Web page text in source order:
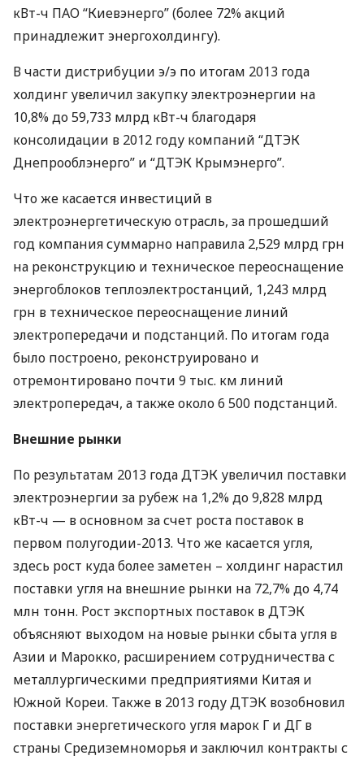
кВт-ч ПАО “Киевэнерго” (более 72% акций
принадлежит энергохолдингу).
В части дистрибуции э/э по итогам 2013 года
холдинг увеличил закупку электроэнергии на
10,8% до 59,733 млрд кВт-ч благодаря
консолидации в 2012 году компаний “ДТЭК
Днепрооблэнерго” и “ДТЭК Крымэнерго”.
Что же касается инвестиций в
электроэнергетическую отрасль, за прошедший
год компания суммарно направила 2,529 млрд грн
на реконструкцию и техническое переоснащение
энергоблоков теплоэлектростанций, 1,243 млрд
грн в техническое переоснащение линий
электропередачи и подстанций. По итогам года
было построено, реконструировано и
отремонтировано почти 9 тыс. км линий
электропередач, а также около 6 500 подстанций.
Внешние рынки
По результатам 2013 годаДТЭК увеличил поставки
электроэнергии за рубеж на 1,2% до 9,828 млрд
кВт-ч — в основном за счет роста поставок в
первом полугодии-2013. Что же касается угля,
здесь рост куда более заметен – холдинг нарастил
поставки угля на внешние рынки на 72,7% до 4,74
млн тонн. Рост экспортных поставок вДТЭК
объясняют выходом на новые рынки сбыта угля в
Азии и Марокко, расширением сотрудничества с
металлургическими предприятиями Китая и
Южной Кореи. Также в 2013 годуДТЭК возобновил
поставки энергетического угля марок Г и ДГ в
страны Средиземноморья и заключил контракты с